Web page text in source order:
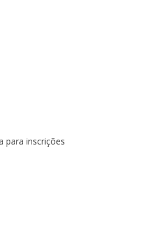
para inscrições